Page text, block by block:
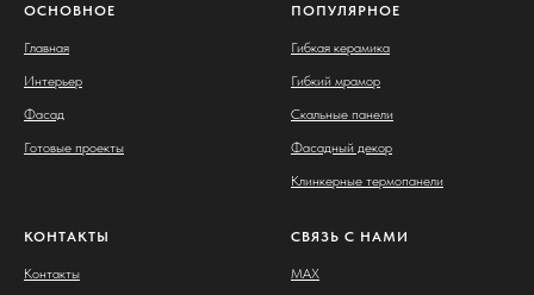
ОСНОВНОЕ
Главная
Интерьер
Фасад
Готовые проекты
ПОПУЛЯРНОЕ
Гибкая керамика
Гибкий мрамор
Скальные панели
Фасадный декор
Клинкерные термопанели
КОНТАКТЫ
Контакты
СВЯЗЬ С НАМИ
MAX